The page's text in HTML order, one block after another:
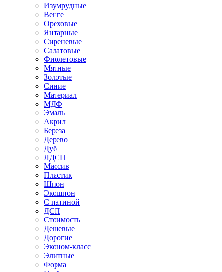
Изумрудные
Венге
Ореховые
Янтарные
Сиреневые
Салатовые
Фиолетовые
Мятные
Золотые
Синие
Материал
МДФ
Эмаль
Акрил
Береза
Дерево
Дуб
ЛДСП
Массив
Пластик
Шпон
Экошпон
С патиной
ДСП
Стоимость
Дешевые
Дорогие
Эконом-класс
Элитные
Форма